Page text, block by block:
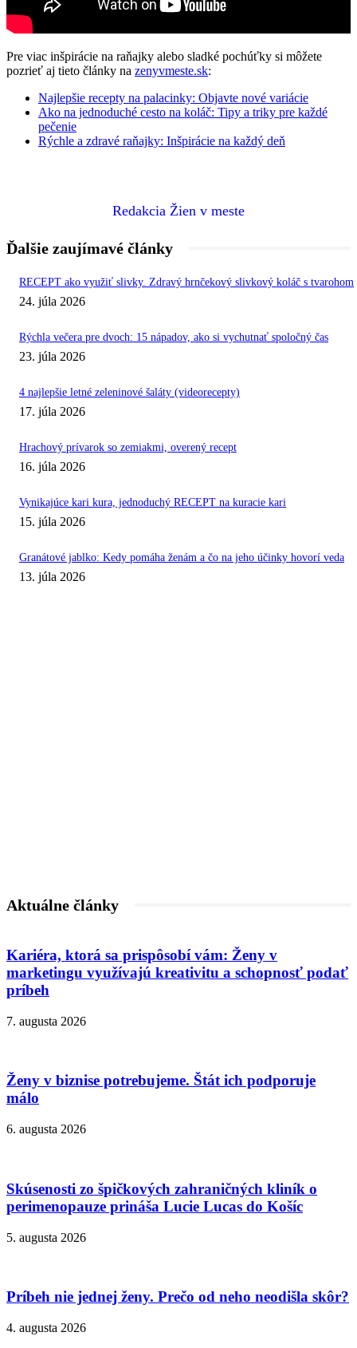
Pre viac inšpirácie na raňajky alebo sladké pochúťky si môžete
pozrieť aj tieto články na zenyvmeste.sk:
Najlepšie recepty na palacinky: Objavte nové variácie
Ako na jednoduché cesto na koláč: Tipy a triky pre každé
pečenie
Rýchle a zdravé raňajky: Inšpirácie na každý deň
Redakcia Žien v meste
Ďalšie zaujímavé články
RECEPT ako využiť slivky. Zdravý hrnčekový slivkový koláč s tvarohom
24. júla 2026
Rýchla večera pre dvoch: 15 nápadov, ako si vychutnať spoločný čas
23. júla 2026
4 najlepšie letné zeleninové šaláty (videorecepty)
17. júla 2026
Hrachový prívarok so zemiakmi, overený recept
16. júla 2026
Vynikajúce kari kura, jednoduchý RECEPT na kuracie kari
15. júla 2026
Granátové jablko: Kedy pomáha ženám a čo na jeho účinky hovorí veda
13. júla 2026
Aktuálne články
Kariéra, ktorá sa prispôsobí vám: Ženy v
marketingu využívajú kreativitu a schopnosť podať
príbeh
7. augusta 2026
Ženy v biznise potrebujeme. Štát ich podporuje
málo
6. augusta 2026
Skúsenosti zo špičkových zahraničných kliník o
perimenopauze prináša Lucie Lucas do Košíc
5. augusta 2026
Príbeh nie jednej ženy. Prečo od neho neodišla skôr?
4. augusta 2026